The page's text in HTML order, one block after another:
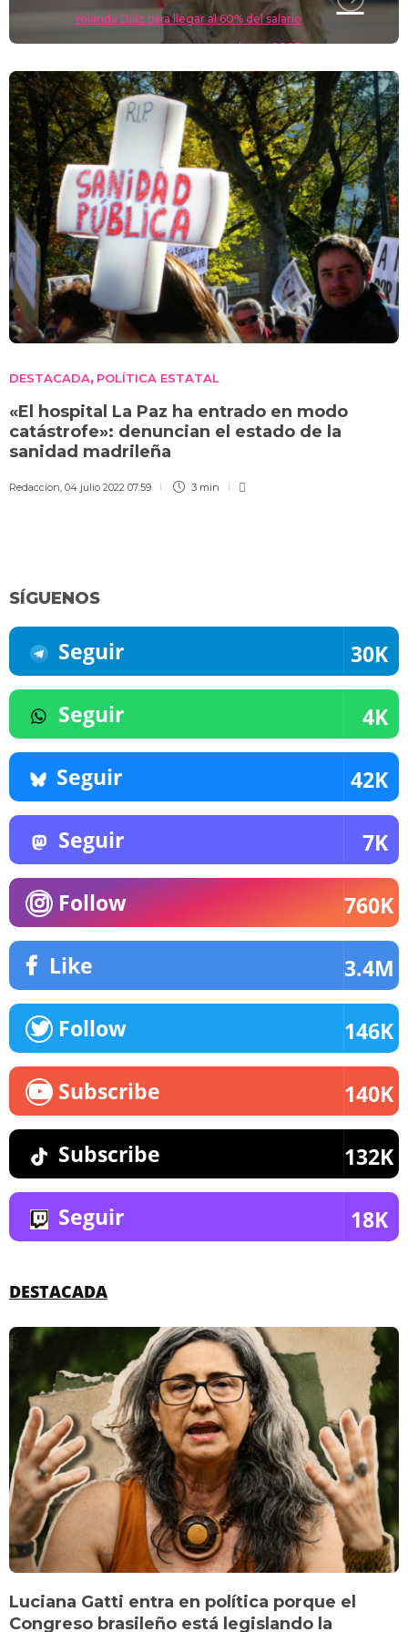
Yolanda Díaz para llegar al 60% del salario
medio en 2023
DESTACADA, POLÍTICA ESTATAL
«El hospital La Paz ha entrado en modo
catástrofe»: denuncian el estado de la
sanidad madrileña
Redaccion, 04 julio 2022 07:59 3 min
SÍGUENOS
Seguir 30K
Seguir 4K
Seguir 42K
Seguir 7K
Follow 760K
Like 3.4M
Follow 146K
Subscribe 140K
Subscribe 132K
Seguir 18K
DESTACADA
Luciana Gatti entra en política porque el
Congreso brasileño está legislando la